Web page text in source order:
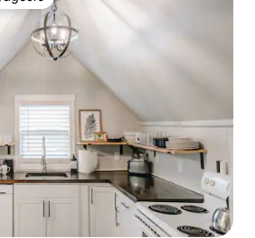
les plus appréciés